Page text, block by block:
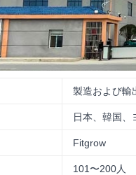
製造および輸
日本、韓国、
Fitgrow
101〜200人